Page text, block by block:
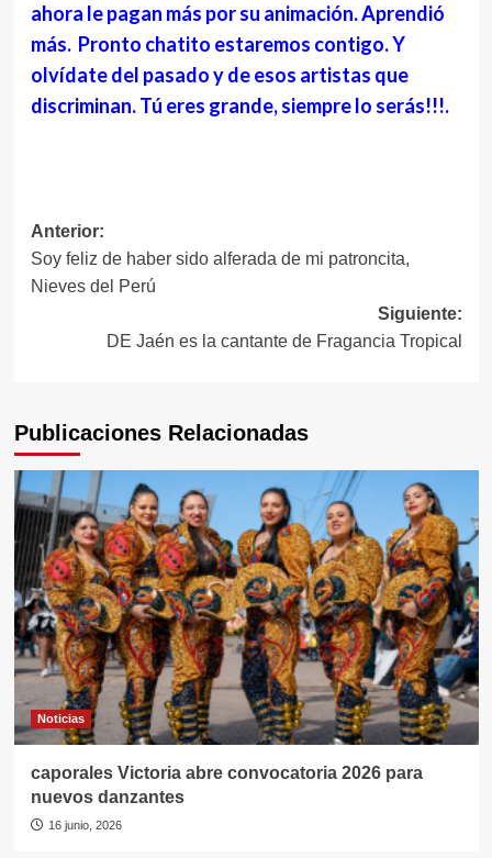
ahora le pagan más por su animación. Aprendió
más. Pronto chatito estaremos contigo. Y
olvídate del pasado y de esos artistas que
discriminan. Tú eres grande, siempre lo serás!!!.
Navegación
de
Anterior:
Soy feliz de haber sido alferada de mi patroncita,
Nieves del Perú
Siguiente:
DE Jaén es la cantante de Fragancia Tropical
Publicaciones Relacionadas
Noticias
caporales Victoria abre convocatoria 2026 para
nuevos danzantes
16 junio, 2026